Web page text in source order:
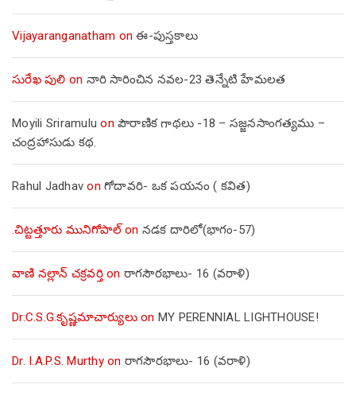
Vijayaranganatham onఈ-పుస్తకాలు
సురేఖ పులి on నారి సారించిన నవల-23 తెన్నేటి హేమలత
Moyili Sriramulu on పౌరాణిక గాథలు -18 – సజ్జనసాంగత్యము –
చంద్రహాసుడు కథ.
Rahul Jadhav on గోదావరి- ఒక పయనం ( కవిత)
.చిట్టత్తూరు మునిగోపాల్on నడక దారిలో(భాగం-57)
వాణి నల్లాన్ చక్రవర్తిon రాగసౌరభాలు- 16 (వరాళి)
Dr.C.S.G.కృష్ణమాచార్యులుon MY PERENNIAL LIGHTHOUSE!
Dr. I.A.P.S. Murthyon రాగసౌరభాలు- 16 (వరాళి)